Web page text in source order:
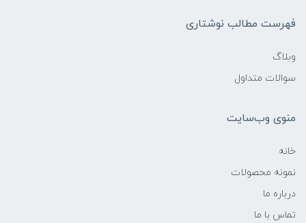
فهرست مطالب نوشتاری
وبلاگ
سوالات متداول
منوی وب‌سایت
خانه
نمونه محصولات
درباره ما
تماس با ما